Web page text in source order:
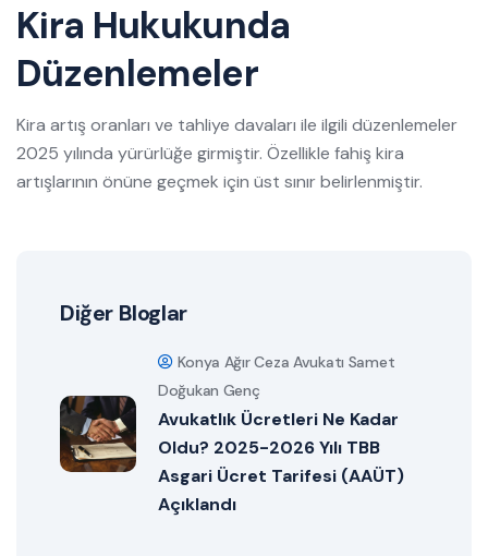
Kira Hukukunda
Düzenlemeler
Kira artış oranları ve tahliye davaları ile ilgili düzenlemeler
2025 yılında yürürlüğe girmiştir. Özellikle fahiş kira
artışlarının önüne geçmek için üst sınır belirlenmiştir.
Diğer Bloglar
Konya Ağır Ceza Avukatı Samet
Doğukan Genç
Avukatlık Ücretleri Ne Kadar
Oldu? 2025-2026 Yılı TBB
Asgari Ücret Tarifesi (AAÜT)
Açıklandı